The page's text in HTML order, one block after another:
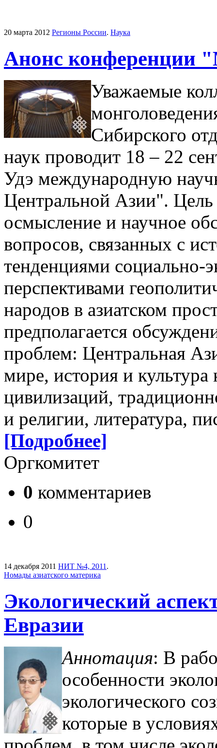
20 марта 2012 Регионы России. Наука
Анонс конференции
Уважаемые
Сибирского
наук проводит 18 – 22
Удэ международную
Центральной Азии". Цель
осмысление и научное
вопросов, связанных с
тенденциями социально-
перспективами
народов в азиатском
предполагается
проблем: Центральная
мире, история и культура
цивилизаций,
и религии, литература,
[Подробнее]
Оргкомитет
0 комментариев
0
14 декабря 2011 НИТ №4, 2011 .
Номады азиатского материка
Экологический
Евразии
Аннотация: В
особенности
экологического
которые в